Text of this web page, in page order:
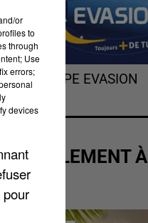
EVASION
À
or
to
through
Use
errors;
devices